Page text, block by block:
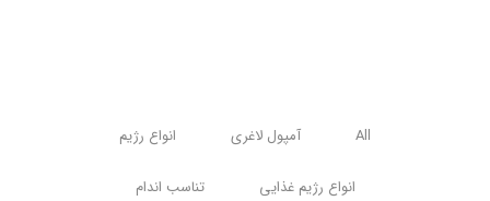
All آمپول لاغری انواع رژیم
انواع رژیم غذایی تناسب اندام